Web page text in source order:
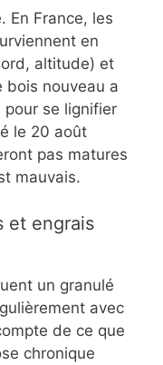
En France, les
en
altitude) et
bois nouveau a
se lignifier
le 20 août
pas matures
mauvais.
et engrais
un granulé
avec
de ce que
chronique